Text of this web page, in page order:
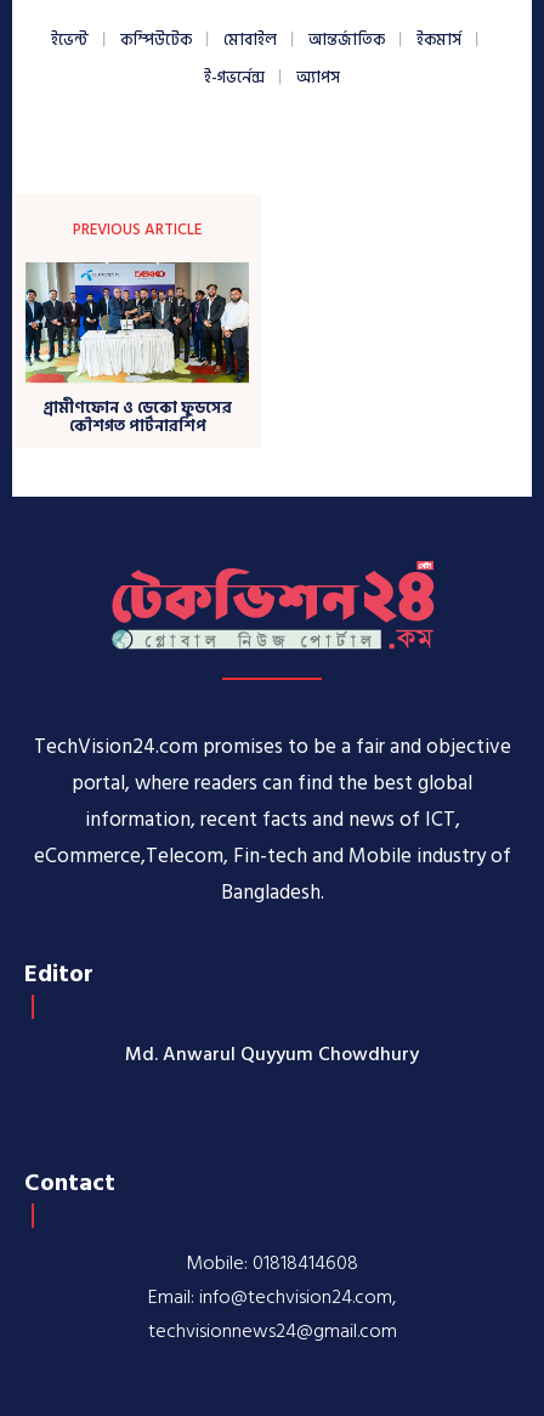
TechVision24.com promises to be a fair and objective
portal, where readers can find the best global
information, recent facts and news of ICT,
eCommerce,Telecom, Fin-tech and Mobile industry of
Bangladesh.
Editor
Md. Anwarul Quyyum Chowdhury
Contact
Mobile: 01818414608
Email: info@techvision24.com,
techvisionnews24@gmail.com